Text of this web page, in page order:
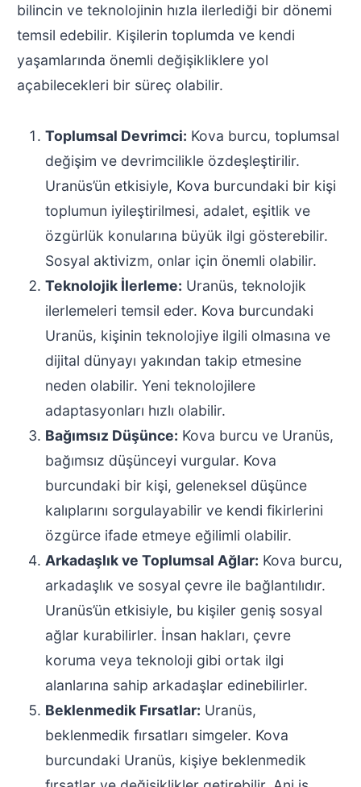
bilincin ve teknolojinin hızla ilerlediği bir dönemi
temsil edebilir. Kişilerin toplumda ve kendi
yaşamlarında önemli değişikliklere yol
açabilecekleri bir süreç olabilir.
Toplumsal Devrimci: Kova burcu, toplumsal
değişim ve devrimcilikle özdeşleştirilir.
Uranüs’ün etkisiyle, Kova burcundaki bir kişi
toplumun iyileştirilmesi, adalet, eşitlik ve
özgürlük konularına büyük ilgi gösterebilir.
Sosyal aktivizm, onlar için önemli olabilir.
Teknolojik İlerleme: Uranüs, teknolojik
ilerlemeleri temsil eder. Kova burcundaki
Uranüs, kişinin teknolojiye ilgili olmasına ve
dijital dünyayı yakından takip etmesine
neden olabilir. Yeni teknolojilere
adaptasyonları hızlı olabilir.
Bağımsız Düşünce: Kova burcu ve Uranüs,
bağımsız düşünceyi vurgular. Kova
burcundaki bir kişi, geleneksel düşünce
kalıplarını sorgulayabilir ve kendi fikirlerini
özgürce ifade etmeye eğilimli olabilir.
Arkadaşlık ve Toplumsal Ağlar: Kova burcu,
arkadaşlık ve sosyal çevre ile bağlantılıdır.
Uranüs’ün etkisiyle, bu kişiler geniş sosyal
ağlar kurabilirler. İnsan hakları, çevre
koruma veya teknoloji gibi ortak ilgi
alanlarına sahip arkadaşlar edinebilirler.
Beklenmedik Fırsatlar: Uranüs,
beklenmedik fırsatları simgeler. Kova
burcundaki Uranüs, kişiye beklenmedik